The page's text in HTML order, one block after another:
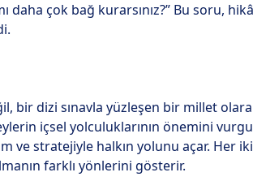
çok bağ kurarsınız?” Bu soru,
bir dizi sınavla yüzleşen bir millet
içsel yolculuklarının önemini
stratejiyle halkın yolunu açar. Her
farklı yönlerini gösterir.